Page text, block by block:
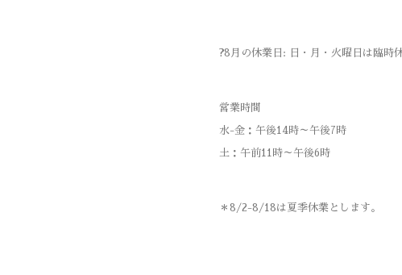
?8月の休業日: 日・月・火曜日は臨時
営業時間
水-金：午後14時～午後7時
土： 午前11時～午後6時
＊8/2-8/18は夏季休業とします。